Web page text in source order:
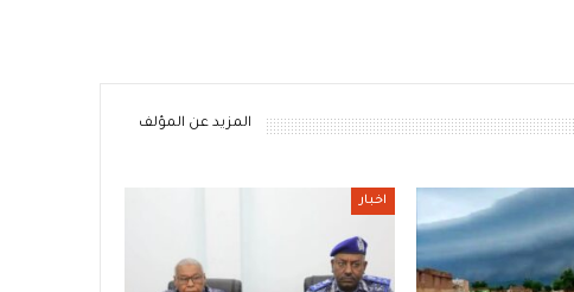
المزيد عن المؤلف
اخبار